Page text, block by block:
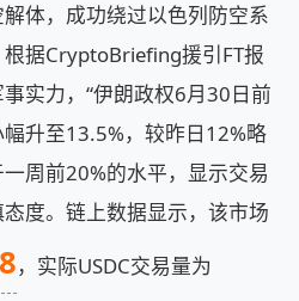
体，成功绕过以色列防空系
据CryptoBriefing援引FT报
实力，“伊朗政权6月30日前
幅升至13.5%，较昨日12%略
周前20%的水平，显示交易
度。链上数据显示，该市场
，实际USDC交易量为